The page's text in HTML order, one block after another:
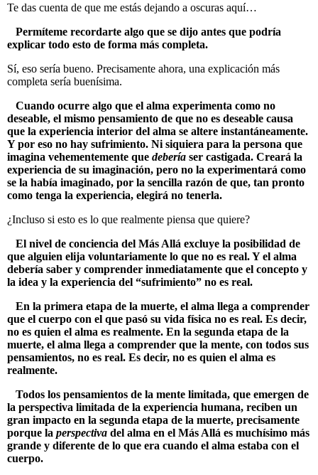
Te das cuenta de que me estás dejando a oscuras aquí…
Permíteme recordarte algo que se dijo antes que podría
explicar todo esto de forma más completa.
Sí, eso sería bueno. Precisamente ahora, una explicación más
completa sería buenísima.
Cuando ocurre algo que el alma experimenta como no
deseable, el mismo pensamiento de que no es deseable causa
que la experiencia interior del alma se altere instantáneamente.
Y por eso no hay sufrimiento. Ni siquiera para la persona que
imagina vehementemente que debería ser castigada. Creará la
experiencia de su imaginación, pero no la experimentará como
se la había imaginado, por la sencilla razón de que, tan pronto
como tenga la experiencia, elegirá no tenerla.
¿Incluso si esto es lo que realmente piensa que quiere?
El nivel de conciencia del Más Allá excluye la posibilidad de
que alguien elija voluntariamente lo que no es real. Y el alma
debería saber y comprender inmediatamente que el concepto y
la idea y la experiencia del “sufrimiento” no es real.
En la primera etapa de la muerte, el alma llega a comprender
que el cuerpo con el que pasó su vida física no es real. Es decir,
no es quien el alma es realmente. En la segunda etapa de la
muerte, el alma llega a comprender que la mente, con todos sus
pensamientos, no es real. Es decir, no es quien el alma es
realmente.
Todos los pensamientos de la mente limitada, que emergen de
la perspectiva limitada de la experiencia humana, reciben un
gran impacto en la segunda etapa de la muerte, precisamente
porque la perspectiva del alma en el Más Allá es muchísimo más
grande y diferente de lo que era cuando el alma estaba con el
cuerpo.